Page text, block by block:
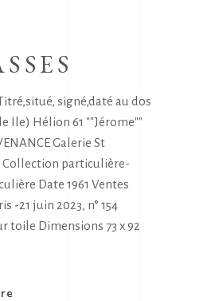
signé,daté au dos
Ile) Hélion 61 ""Jérome""
Galerie St
Collection particulière-
Date 1961 Ventes
-21 juin 2023, n° 154
toile Dimensions 73 x 92